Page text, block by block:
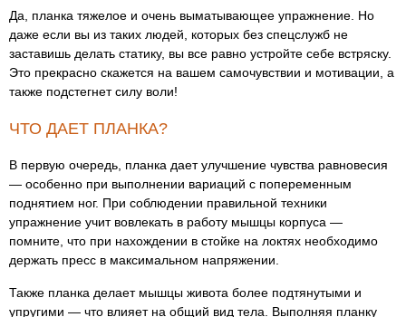
Да, планка тяжелое и очень выматывающее упражнение. Но
даже если вы из таких людей, которых без спецслужб не
заставишь делать статику, вы все равно устройте себе встряску.
Это прекрасно скажется на вашем самочувствии и мотивации, а
также подстегнет силу воли!
ЧТО ДАЕТ ПЛАНКА?
В первую очередь, планка дает улучшение чувства равновесия
— особенно при выполнении вариаций с попеременным
поднятием ног. При соблюдении правильной техники
упражнение учит вовлекать в работу мышцы корпуса —
помните, что при нахождении в стойке на локтях необходимо
держать пресс в максимальном напряжении.
Также планка делает мышцы живота более подтянутыми и
упругими — что влияет на общий вид тела. Выполняя планку